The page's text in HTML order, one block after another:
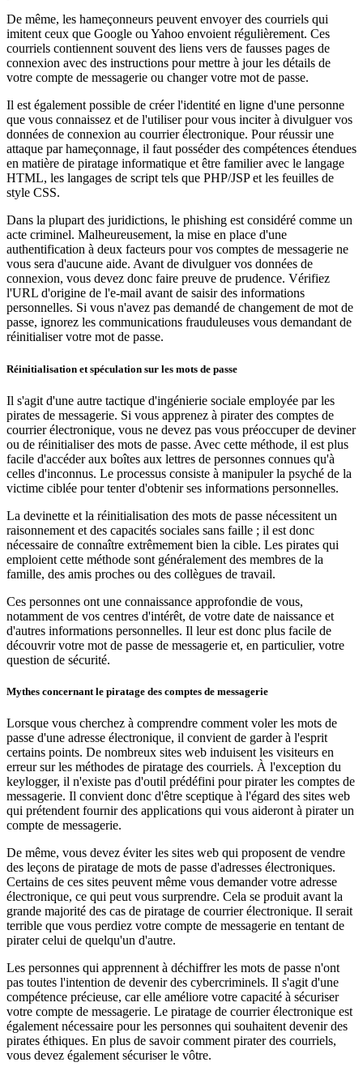
De même, les hameçonneurs peuvent envoyer des courriels qui
imitent ceux que Google ou Yahoo envoient régulièrement. Ces
courriels contiennent souvent des liens vers de fausses pages de
connexion avec des instructions pour mettre à jour les détails de
votre compte de messagerie ou changer votre mot de passe.
Il est également possible de créer l'identité en ligne d'une personne
que vous connaissez et de l'utiliser pour vous inciter à divulguer vos
données de connexion au courrier électronique. Pour réussir une
attaque par hameçonnage, il faut posséder des compétences étendues
en matière de piratage informatique et être familier avec le langage
HTML, les langages de script tels que PHP/JSP et les feuilles de
style CSS.
Dans la plupart des juridictions, le phishing est considéré comme un
acte criminel. Malheureusement, la mise en place d'une
authentification à deux facteurs pour vos comptes de messagerie ne
vous sera d'aucune aide. Avant de divulguer vos données de
connexion, vous devez donc faire preuve de prudence. Vérifiez
l'URL d'origine de l'e-mail avant de saisir des informations
personnelles. Si vous n'avez pas demandé de changement de mot de
passe, ignorez les communications frauduleuses vous demandant de
réinitialiser votre mot de passe.
Réinitialisation et spéculation sur les mots de passe
Il s'agit d'une autre tactique d'ingénierie sociale employée par les
pirates de messagerie. Si vous apprenez à pirater des comptes de
courrier électronique, vous ne devez pas vous préoccuper de deviner
ou de réinitialiser des mots de passe. Avec cette méthode, il est plus
facile d'accéder aux boîtes aux lettres de personnes connues qu'à
celles d'inconnus. Le processus consiste à manipuler la psyché de la
victime ciblée pour tenter d'obtenir ses informations personnelles.
La devinette et la réinitialisation des mots de passe nécessitent un
raisonnement et des capacités sociales sans faille ; il est donc
nécessaire de connaître extrêmement bien la cible. Les pirates qui
emploient cette méthode sont généralement des membres de la
famille, des amis proches ou des collègues de travail.
Ces personnes ont une connaissance approfondie de vous,
notamment de vos centres d'intérêt, de votre date de naissance et
d'autres informations personnelles. Il leur est donc plus facile de
découvrir votre mot de passe de messagerie et, en particulier, votre
question de sécurité.
Mythes concernant le piratage des comptes de messagerie
Lorsque vous cherchez à comprendre comment voler les mots de
passe d'une adresse électronique, il convient de garder à l'esprit
certains points. De nombreux sites web induisent les visiteurs en
erreur sur les méthodes de piratage des courriels. À l'exception du
keylogger, il n'existe pas d'outil prédéfini pour pirater les comptes de
messagerie. Il convient donc d'être sceptique à l'égard des sites web
qui prétendent fournir des applications qui vous aideront à pirater un
compte de messagerie.
De même, vous devez éviter les sites web qui proposent de vendre
des leçons de piratage de mots de passe d'adresses électroniques.
Certains de ces sites peuvent même vous demander votre adresse
électronique, ce qui peut vous surprendre. Cela se produit avant la
grande majorité des cas de piratage de courrier électronique. Il serait
terrible que vous perdiez votre compte de messagerie en tentant de
pirater celui de quelqu'un d'autre.
Les personnes qui apprennent à déchiffrer les mots de passe n'ont
pas toutes l'intention de devenir des cybercriminels. Il s'agit d'une
compétence précieuse, car elle améliore votre capacité à sécuriser
votre compte de messagerie. Le piratage de courrier électronique est
également nécessaire pour les personnes qui souhaitent devenir des
pirates éthiques. En plus de savoir comment pirater des courriels,
vous devez également sécuriser le vôtre.